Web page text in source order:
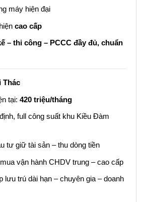
máy hiện đại
cao cấp
– thi công – PCCC đầy đủ, chuẩn
Thác
tại: 420 triệu/tháng
full công suất khu Kiều Đàm
tư giữ tài sản – thu dòng tiền
vận hành CHDV trung – cao cấp
lưu trú dài hạn – chuyên gia – doanh